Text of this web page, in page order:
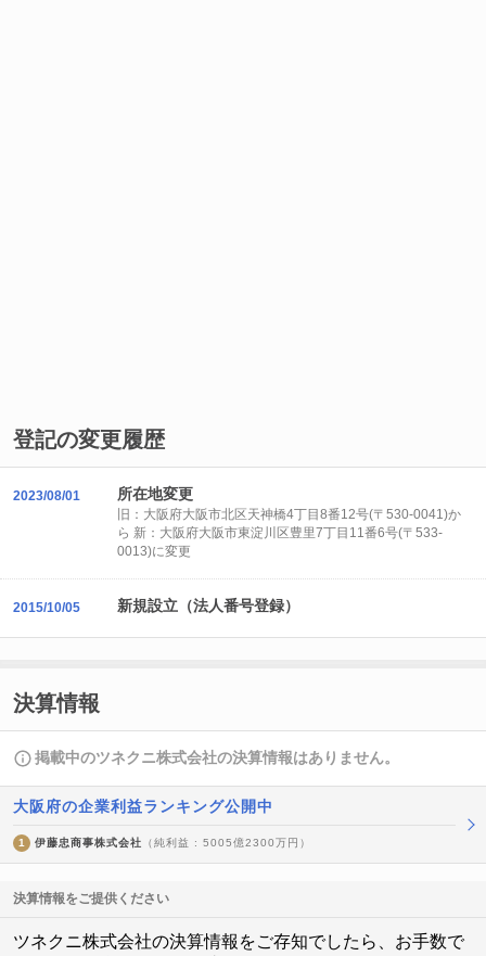
登記の変更履歴
2023/08/01 所在地変更
旧：大阪府大阪市北区天神橋4丁目8番12号(〒530-0041)か
ら 新：大阪府大阪市東淀川区豊里7丁目11番6号(〒533-
0013)に変更
2015/10/05 新規設立（法人番号登録）
決算情報
掲載中のツネクニ株式会社の決算情報はありません。
大阪府の企業利益ランキング公開中
1 伊藤忠商事株式会社 （純利益 : 5005億2300万円）
決算情報をご提供ください
ツネクニ株式会社の決算情報をご存知でしたら、お手数で